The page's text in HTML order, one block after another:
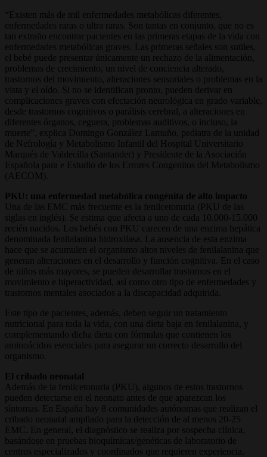
“Existen más de mil enfermedades metabólicas diferentes,
enfermedades raras o ultra raras. Son tantas en conjunto, que no es
tan extraño encontrar pacientes en las primeras etapas de la vida con
enfermedades metabólicas graves. Las primeras señales son sutiles,
el bebé puede presentar únicamente un rechazo de la alimentación,
problemas de crecimiento, un nivel de conciencia alterado,
trastornos del movimiento, alteraciones sensoriales o problemas en la
vista y el oído. Si no se identifican pronto, pueden derivar en
complicaciones graves con efectación neurológica en grado variable,
desde trastornos cognitivos o parálisis cerebral, a alteraciones en
diferentes órganos, ceguera, problemas auditivos, o incluso, la
muerte”, explica Domingo González Lamuño, pediatra de la unidad
de Nefrología y Metabolismo Infantil del Hospital Universitario
Marqués de Valdecilla (Santander) y Presidente de la Asociación
Española para e Estudio de los Errores Congenitos del Metabolismo
(AECOM).
PKU: una enfermedad metabólica congénita de alto impacto
Una de las EMC más frecuente es la fenilcetonuria (PKU de las
siglas en inglés). Se estima que afecta a uno de cada 10.000-15.000
recién nacidos. Los bebés con PKU carecen de una enzima hepática
denominada fenilalanina hidroxilasa. La ausencia de esta enzima
hace que se acumulen el organismo altos niveles de fenilalanina que
generan alteraciones en el desarrollo y función cognitiva. En el caso
de niños más mayores, se pueden desarrollar trastornos en el
movimiento e hiperactividad, así como otro tipo de enfermedades y
trastornos mentales asociados a la discapacidad adquirida.
Este tipo de pacientes, además, deben seguir un tratamiento
nutricional para toda la vida, con una dieta baja en fenilalanina, y
complementando dicha dieta con fórmulas que contienen los
aminoácidos esenciales para asegurar un correcto desarrollo del
organismo.
El cribado neonatal
Además de la fenilcetonuria (PKU), algunos de estos trastornos
pueden detectarse en el neonato antes de que aparezcan los
síntomas. En España hay 8 comunidades autónomas que realizan el
cribado neonatal ampliado para la detección de al menos 20-25
EMC. En general, el diagnóstico se realiza por sospecha clínica,
basándose en pruebas bioquímicas/genéticas de laboratorio de
centros especializados y coordinados que requieren experiencia.